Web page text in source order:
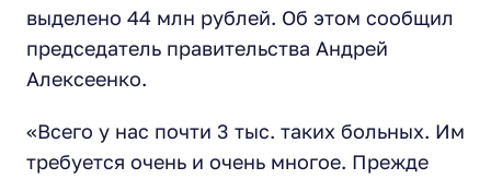
выделено 44 млн рублей. Об этом сообщил
председатель правительства Андрей
Алексеенко.
«Всего у нас почти 3 тыс. таких больных. Им
требуется очень и очень многое. Прежде